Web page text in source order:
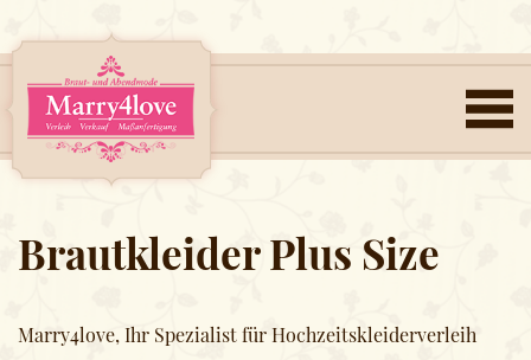
Brautkleider Plus Size
Marry4love, Ihr Spezialist für Hochzeitskleiderverleih